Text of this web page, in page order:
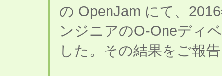
の OpenJam にて、
ンジニアのO-Oneディ
した。その結果をご報